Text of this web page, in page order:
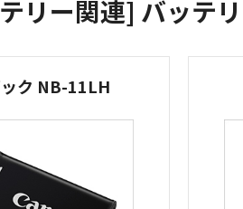
リー関連] バッテ
ク NB-11LH